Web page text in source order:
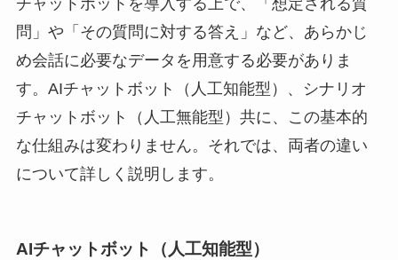
問」や「その質問に対する答え」など、あらかじ
め会話に必要なデータを用意する必要がありま
す。AIチャットボット（人工知能型）、シナリオ
チャットボット（人工無能型）共に、この基本的
な仕組みは変わりません。それでは、両者の違い
について詳しく説明します。
AIチャットボット（人工知能型）